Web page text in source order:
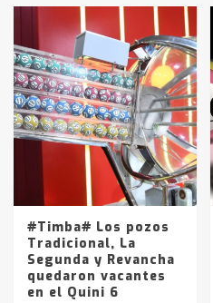
#Timba# Los pozos
Tradicional, La
Segunda y Revancha
quedaron vacantes
en el Quini 6